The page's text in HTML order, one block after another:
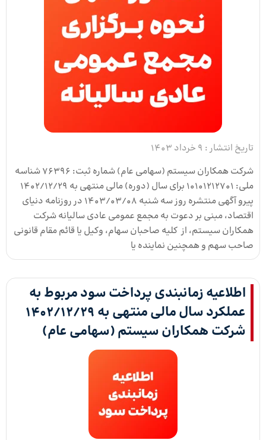
تاریخ انتشار : 9 خرداد 1403
شرکت همکاران سیستم (سهامی عام) شماره ثبت: 76396 شناسه
ملی: 10101212701 برای سال (دوره) مالی منتهی به 1402/12/29
پیرو آگهی منتشره روز سه شنبه ۱۴۰۳/۰۳/۰۸ در روزنامه‌ دنیای
اقتصاد، مبنی بر دعوت به مجمع عمومی عادی سالیانه شرکت
همکاران سیستم، از کلیه صاحبان سهام، وکیل یا قائم مقام قانونی
صاحب سهم و همچنین نماینده یا
اطلاعیه زمانبندی پرداخت سود مربوط به
عملکرد سال مالی منتهی به ۱۴۰۲/۱۲/۲۹
شرکت همکاران سیستم (سهامی عام)